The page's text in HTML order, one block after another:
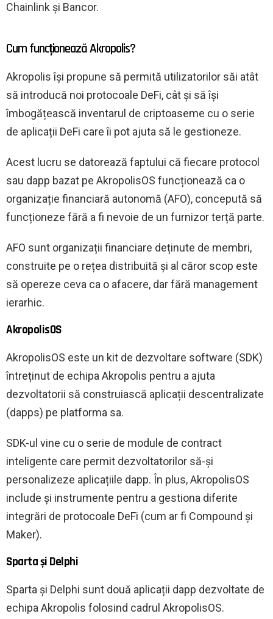
Chainlink și Bancor.
Cum funcționează Akropolis?
Akropolis își propune să permită utilizatorilor săi atât
să introducă noi protocoale DeFi, cât și să își
îmbogățească inventarul de criptoaseme cu o serie
de aplicații DeFi care îi pot ajuta să le gestioneze.
Acest lucru se datorează faptului că fiecare protocol
sau dapp bazat pe AkropolisOS funcționează ca o
organizație financiară autonomă (AFO), concepută să
funcționeze fără a fi nevoie de un furnizor terță parte.
AFO sunt organizații financiare deținute de membri,
construite pe o rețea distribuită și al căror scop este
să opereze ceva ca o afacere, dar fără management
ierarhic.
AkropolisOS
AkropolisOS este un kit de dezvoltare software (SDK)
întreținut de echipa Akropolis pentru a ajuta
dezvoltatorii să construiască aplicații descentralizate
(dapps) pe platforma sa.
SDK-ul vine cu o serie de module de contract
inteligente care permit dezvoltatorilor să-și
personalizeze aplicațiile dapp. În plus, AkropolisOS
include și instrumente pentru a gestiona diferite
integrări de protocoale DeFi (cum ar fi Compound și
Maker).
Sparta și Delphi
Sparta și Delphi sunt două aplicații dapp dezvoltate de
echipa Akropolis folosind cadrul AkropolisOS.